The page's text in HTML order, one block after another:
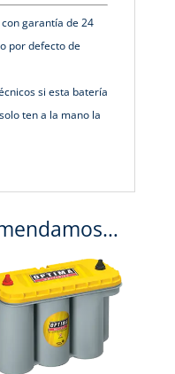
garantía de 24
por defecto de
si esta batería
ten a la mano la